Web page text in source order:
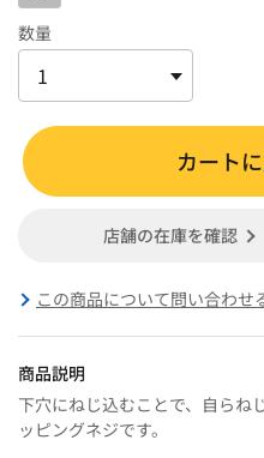
数量
カート
店舗の在庫を確認
この商品について問い合わせ
商品説明
下穴にねじ込むことで、自らね
ッピングネジです。